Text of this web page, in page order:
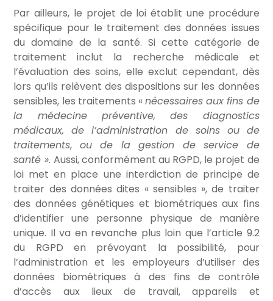
Par ailleurs, le projet de loi établit une procédure
spécifique pour le traitement des données issues
du domaine de la santé. Si cette catégorie de
traitement inclut la recherche médicale et
l’évaluation des soins, elle exclut cependant, dès
lors qu’ils relèvent des dispositions sur les données
sensibles, les traitements «nécessaires aux fins de
la médecine préventive, des diagnostics
médicaux, de l’administration de soins ou de
traitements, ou de la gestion de service de
santé ». Aussi, conformément au RGPD, le projet de
loi met en place une interdiction de principe de
traiter des données dites « sensibles », de traiter
des données génétiques et biométriques aux fins
d’identifier une personne physique de manière
unique. Il va en revanche plus loin que l’article 9.2
du RGPD en prévoyant la possibilité, pour
l’administration et les employeurs d’utiliser des
données biométriques à des fins de contrôle
d’accès aux lieux de travail, appareils et